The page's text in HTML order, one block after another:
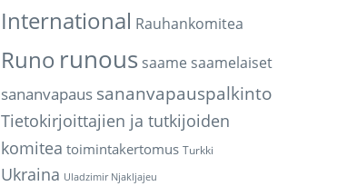
International Rauhankomitea
Runo runous saame saamelaiset
sananvapaus sananvapauspalkinto
Tietokirjoittajien ja tutkijoiden
komitea toimintakertomus Turkki
Ukraina Uladzimir Njakljajeu